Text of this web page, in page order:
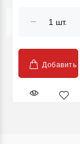
sec, 750ml,
Добавить